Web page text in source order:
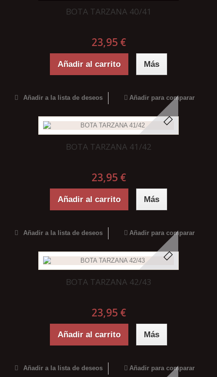
BOTA TARZANA 40/41
23,95 €
Añadir al carrito Más
Añadir a la lista de deseos Añadir para comparar
BOTA TARZANA 41/42
23,95 €
Añadir al carrito Más
Añadir a la lista de deseos Añadir para comparar
BOTA TARZANA 42/43
23,95 €
Añadir al carrito Más
Añadir a la lista de deseos Añadir para comparar